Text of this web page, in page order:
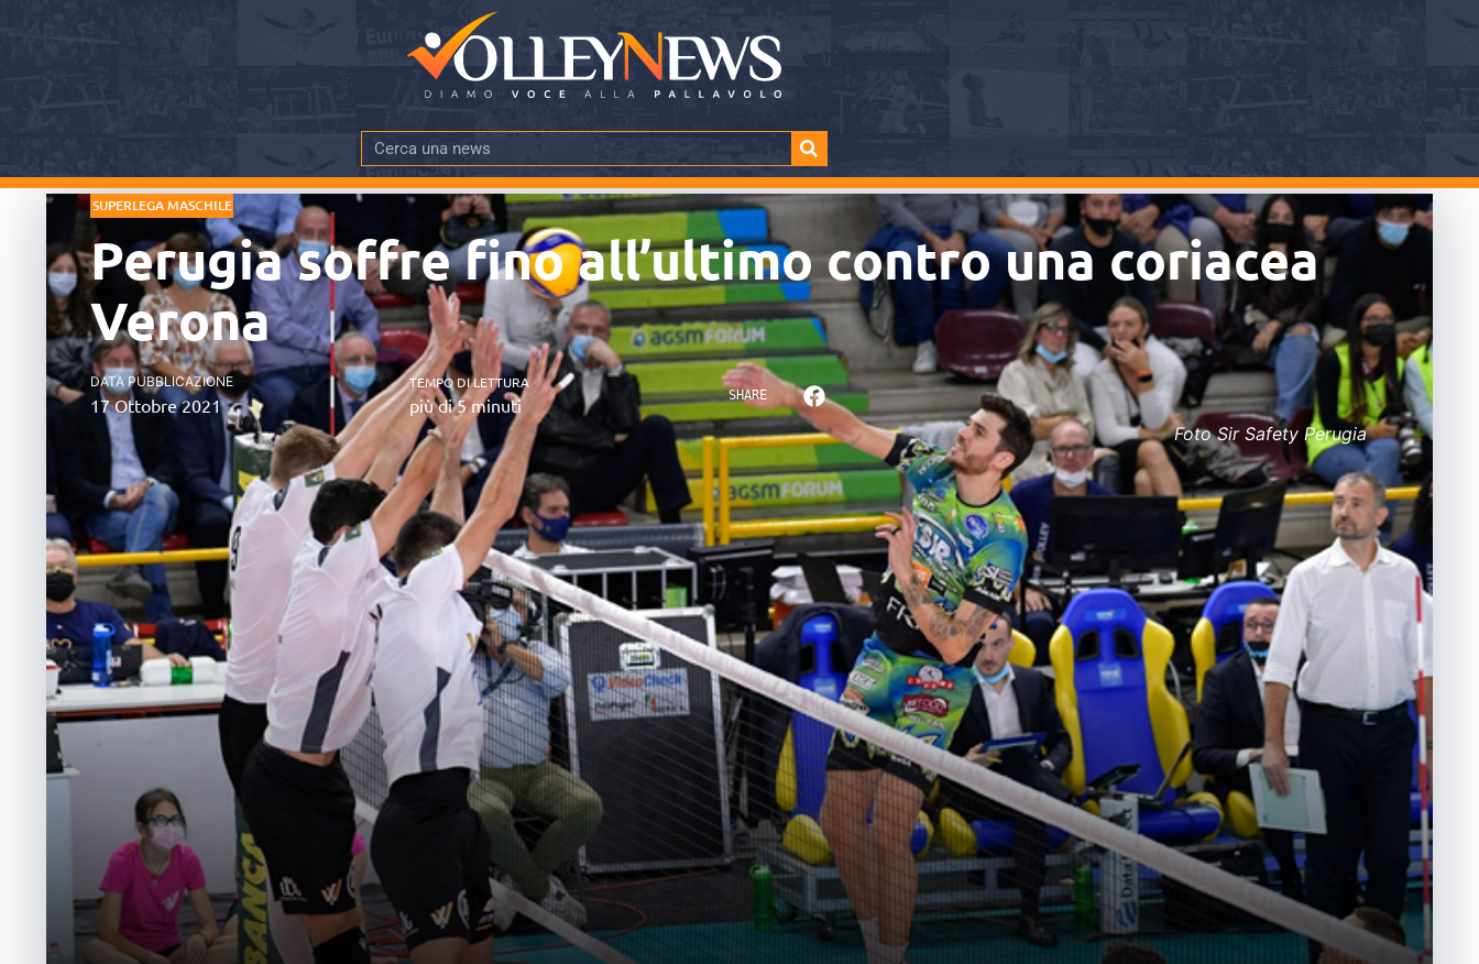
SUPERLEGA MASCHILE
Perugia soffre fino all’ultimo contro una coriacea
Verona
DATA PUBBLICAZIONE
17 Ottobre 2021
TEMPO DI LETTURA
più di 5 minuti SHARE
Foto Sir Safety Perugia